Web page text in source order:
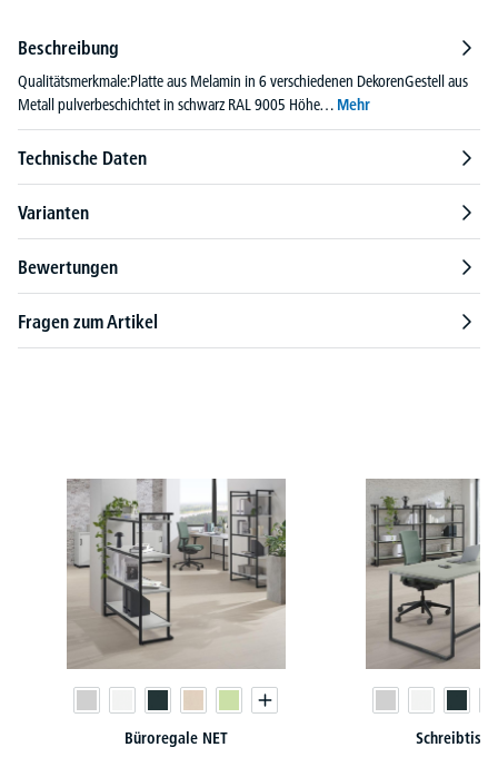
Beschreibung
Qualitätsmerkmale:Platte aus Melamin in 6 verschiedenen DekorenGestell aus
Metall pulverbeschichtet in schwarz RAL 9005 Höhe… Mehr
Technische Daten
Varianten
Bewertungen
Fragen zum Artikel
Büroregale NET